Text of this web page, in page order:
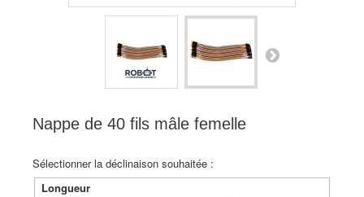
Nappe de 40 fils mâle femelle
Sélectionner la déclinaison souhaitée :
Longueur